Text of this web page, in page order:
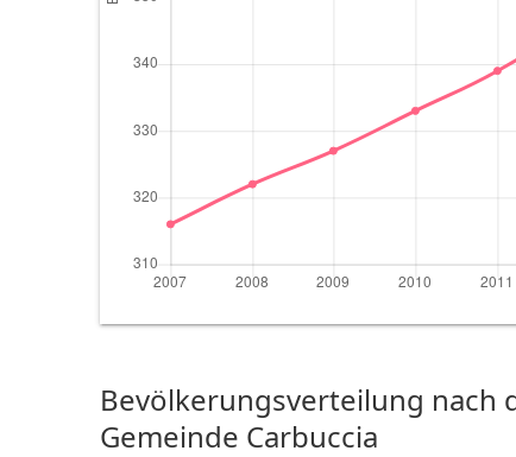
Bevölkerungsverteilung nach
Gemeinde Carbuccia